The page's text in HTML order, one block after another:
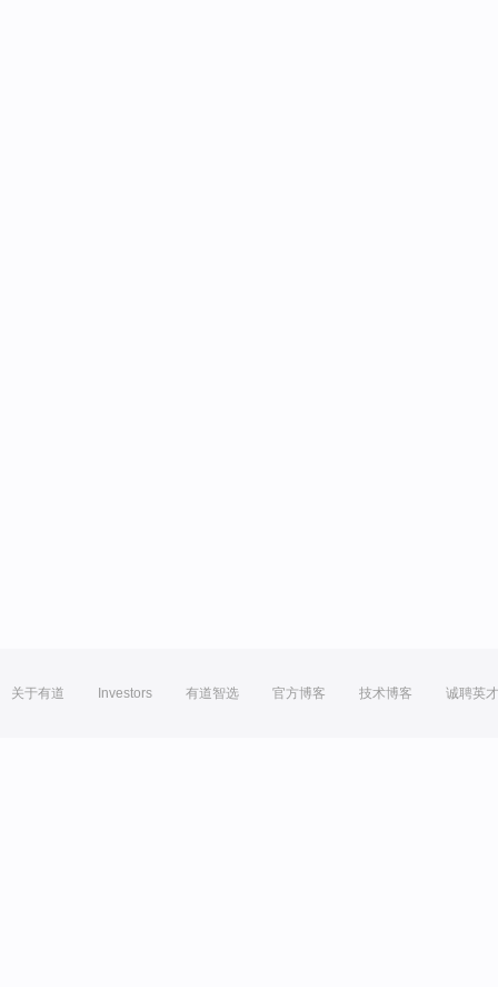
关于有道 Investors 有道智选 官方博客 技术博客 诚聘英才